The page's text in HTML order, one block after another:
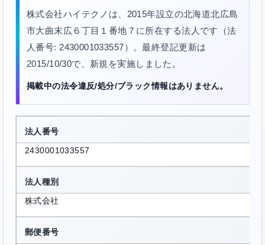
株式会社ハイテクノは、2015年設立の北海道北広島
市大曲末広６丁目１番地７に所在する法人です（法
人番号: 2430001033557）。最終登記更新は
2015/10/30で、新規を実施しました。
掲載中の法令違反/処分/ブラック情報はありません。
法人番号
2430001033557
法人種別
株式会社
郵便番号